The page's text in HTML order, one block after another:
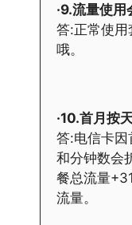
·9.流量使用
答:正常使用
哦。
·10.首月按
答:电信卡
和分钟数会
餐总流量
流量。